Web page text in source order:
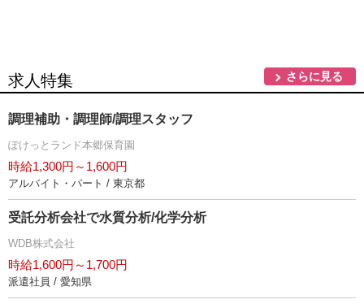
求人特集 さらに見る
調理補助・調理師/調理スタッフ
ぽけっとランド本郷保育園
時給1,300円～1,600円
アルバイト・パート / 東京都
受託分析会社で水質分析/化学分析
WDB株式会社
時給1,600円～1,700円
派遣社員 / 愛知県